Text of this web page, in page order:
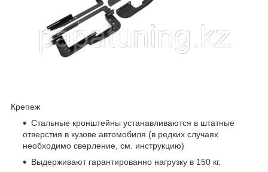
Крепеж
Стальные кронштейны устанавливаются в штатные
отверстия в кузове автомобиля (в редких случаях
необходимо сверление, см. инструкцию)
Выдерживают гарантированно нагрузку в 150 кг.